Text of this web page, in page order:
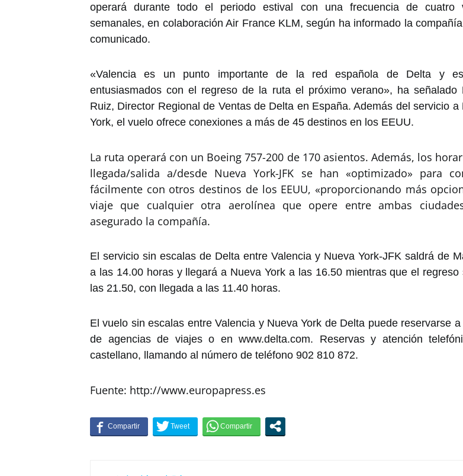
operará durante todo el periodo estival con una frecuencia de cuatro
semanales, en colaboración Air France KLM, según ha informado la
comunicado.
«Valencia es un punto importante de la red española de Delta y
entusiasmados con el regreso de la ruta el próximo verano», ha señalado
Ruiz, Director Regional de Ventas de Delta en España. Además del servicio a
York, el vuelo ofrece conexiones a más de 45 destinos en los EEUU.
La ruta operará con un Boeing 757-200 de 170 asientos. Además, los
llegada/salida a/desde Nueva York-JFK se han «optimizado» para
fácilmente con otros destinos de los EEUU, «proporcionando más
viaje que cualquier otra aerolínea que opere entre ambas
asegurado la compañía.
El servicio sin escalas de Delta entre Valencia y Nueva York-JFK saldrá de
a las 14.00 horas y llegará a Nueva York a las 16.50 mientras que el regreso
las 21.50, con llegada a las 11.40 horas.
El vuelo sin escalas entre Valencia y Nueva York de Delta puede reservarse
de agencias de viajes o en www.delta.com. Reservas y atención
castellano, llamando al número de teléfono 902 810 872.
Fuente: http://www.europapress.es